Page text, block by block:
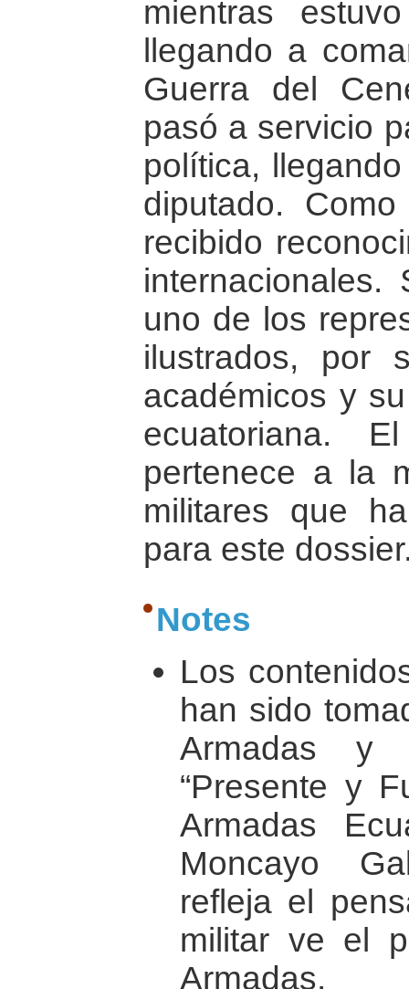
mientras
llegando a
Guerra del
pasó a servicio
política,
diputado.
recibido
uno de los
ilustrados, por
académicos y
ecuatoriana.
pertenece a la
militares que
para este
Notes
Los
han sido
Armadas y
“Presente y
Armadas
Moncayo
refleja el
militar ve el
Armadas.